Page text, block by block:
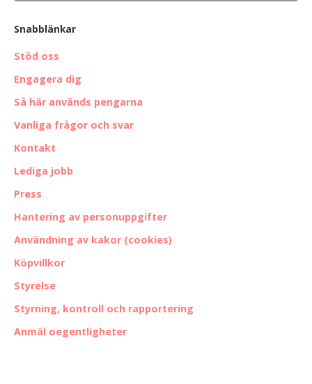
Snabblänkar
Stöd oss
Engagera dig
Så här används pengarna
Vanliga frågor och svar
Kontakt
Lediga jobb
Press
Hantering av personuppgifter
Användning av kakor (cookies)
Köpvillkor
Styrelse
Styrning, kontroll och rapportering
Anmäl oegentligheter